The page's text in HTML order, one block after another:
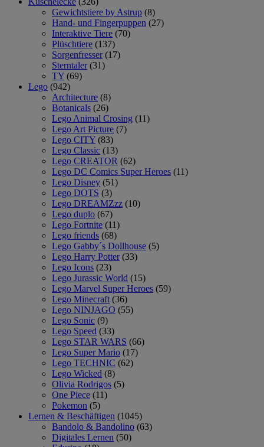
Gewichtstiere by Astrup (8)
Hand- und Fingerpuppen (27)
Interaktive Tiere (70)
Plüschtiere (137)
Sorgenfresser (17)
Sterntaler (31)
TY (69)
Lego (942)
Architecture (8)
Botanicals (26)
Lego Animal Crosing (11)
Lego Art Picture (7)
Lego CITY (83)
Lego Classic (13)
Lego CREATOR (62)
Lego DC Comics Super Heroes (11)
Lego Disney (51)
Lego DOTS (3)
Lego DREAMZzz (10)
Lego duplo (67)
Lego Fortnite (11)
Lego friends (68)
Lego Gabby´s Dollhouse (5)
Lego Harry Potter (33)
Lego Icons (23)
Lego Jurassic World (15)
Lego Marvel Super Heroes (59)
Lego Minecraft (36)
Lego NINJAGO (55)
Lego Sonic (9)
Lego Speed (33)
Lego STAR WARS (66)
Lego Super Mario (17)
Lego TECHNIC (62)
Lego Wicked (8)
Olivia Rodrigos (5)
One Piece (11)
Pokemon (5)
Lernen & Beschäftigen (1045)
Bandolo & Bandolino (63)
Digitales Lernen (50)